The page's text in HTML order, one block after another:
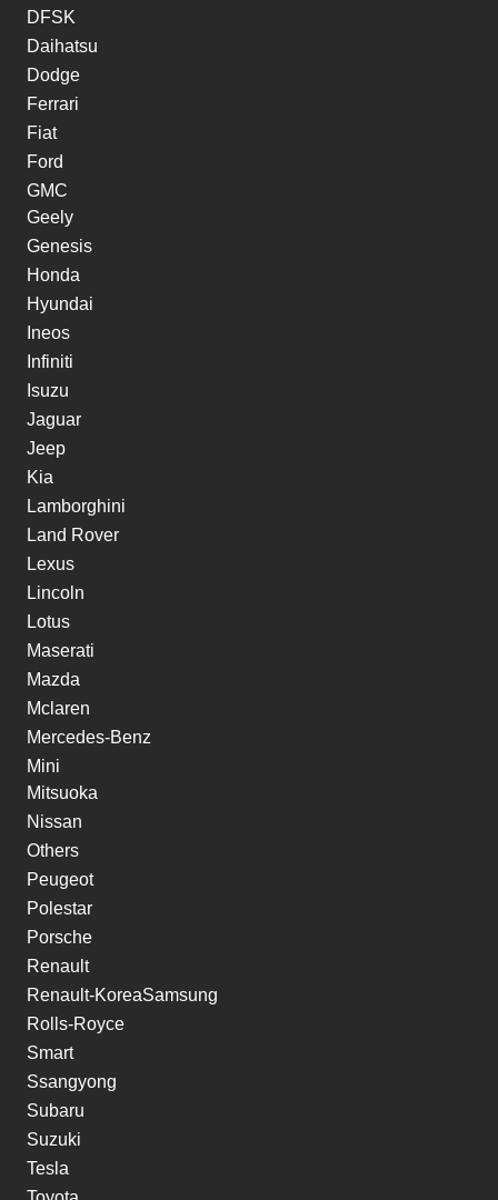
DFSK
Daihatsu
Dodge
Ferrari
Fiat
Ford
GMC
Geely
Genesis
Honda
Hyundai
Ineos
Infiniti
Isuzu
Jaguar
Jeep
Kia
Lamborghini
Land Rover
Lexus
Lincoln
Lotus
Maserati
Mazda
Mclaren
Mercedes-Benz
Mini
Mitsuoka
Nissan
Others
Peugeot
Polestar
Porsche
Renault
Renault-KoreaSamsung
Rolls-Royce
Smart
Ssangyong
Subaru
Suzuki
Tesla